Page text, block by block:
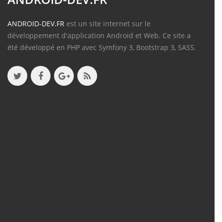
ANDROID-DEV.FR est un site internet sur le
développement d'application Android et Web. Ce site a
été développé en PHP avec Symfony 3, Bootstrap 3, SASS.